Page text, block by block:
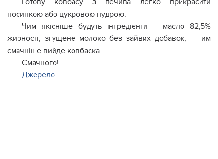
Готову ковбасу з печива легко прикрасити
посипкою або цукровою пудрою.
Чим якісніше будуть інгредієнти – масло 82,5%
жирності, згущене молоко без зайвих добавок, – тим
смачніше вийде ковбаска.
Смачного!
Джерело